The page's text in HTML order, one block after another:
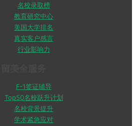
名校录取榜
教育研究中心
美国大学排名
真实客户感言
行业影响力
F-1签证辅导
Top50名校跃升计划
名校背景提升
学术紧急应对